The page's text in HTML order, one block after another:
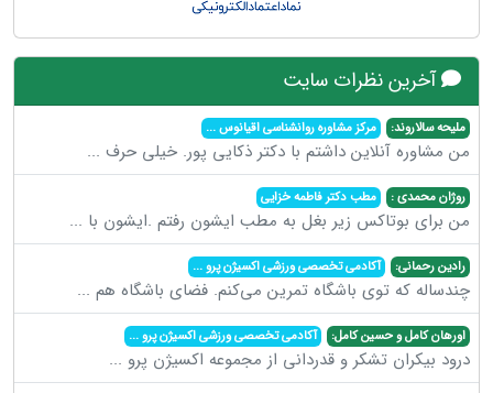
آخرین نظرات سایت
ملیحه سالاروند: مرکز مشاوره روانشناسی اقیانوس...
من مشاوره آنلاین داشتم با دکتر ذکایی پور. خیلی حرف ...
روژان محمدی : مطب دکتر فاطمه خزایی
من برای بوتاکس زیر بغل به مطب ایشون رفتم .ایشون با ...
رادین رحمانی: آکادمی تخصصی ورزشی اکسیژن پرو...
چندساله که توی باشگاه تمرین می‌کنم. فضای باشگاه هم ...
اورهان کامل و حسین کامل: آکادمی تخصصی ورزشی اکسیژن پرو...
درود بیکران تشکر و قدردانی از مجموعه اکسیژن پرو ...